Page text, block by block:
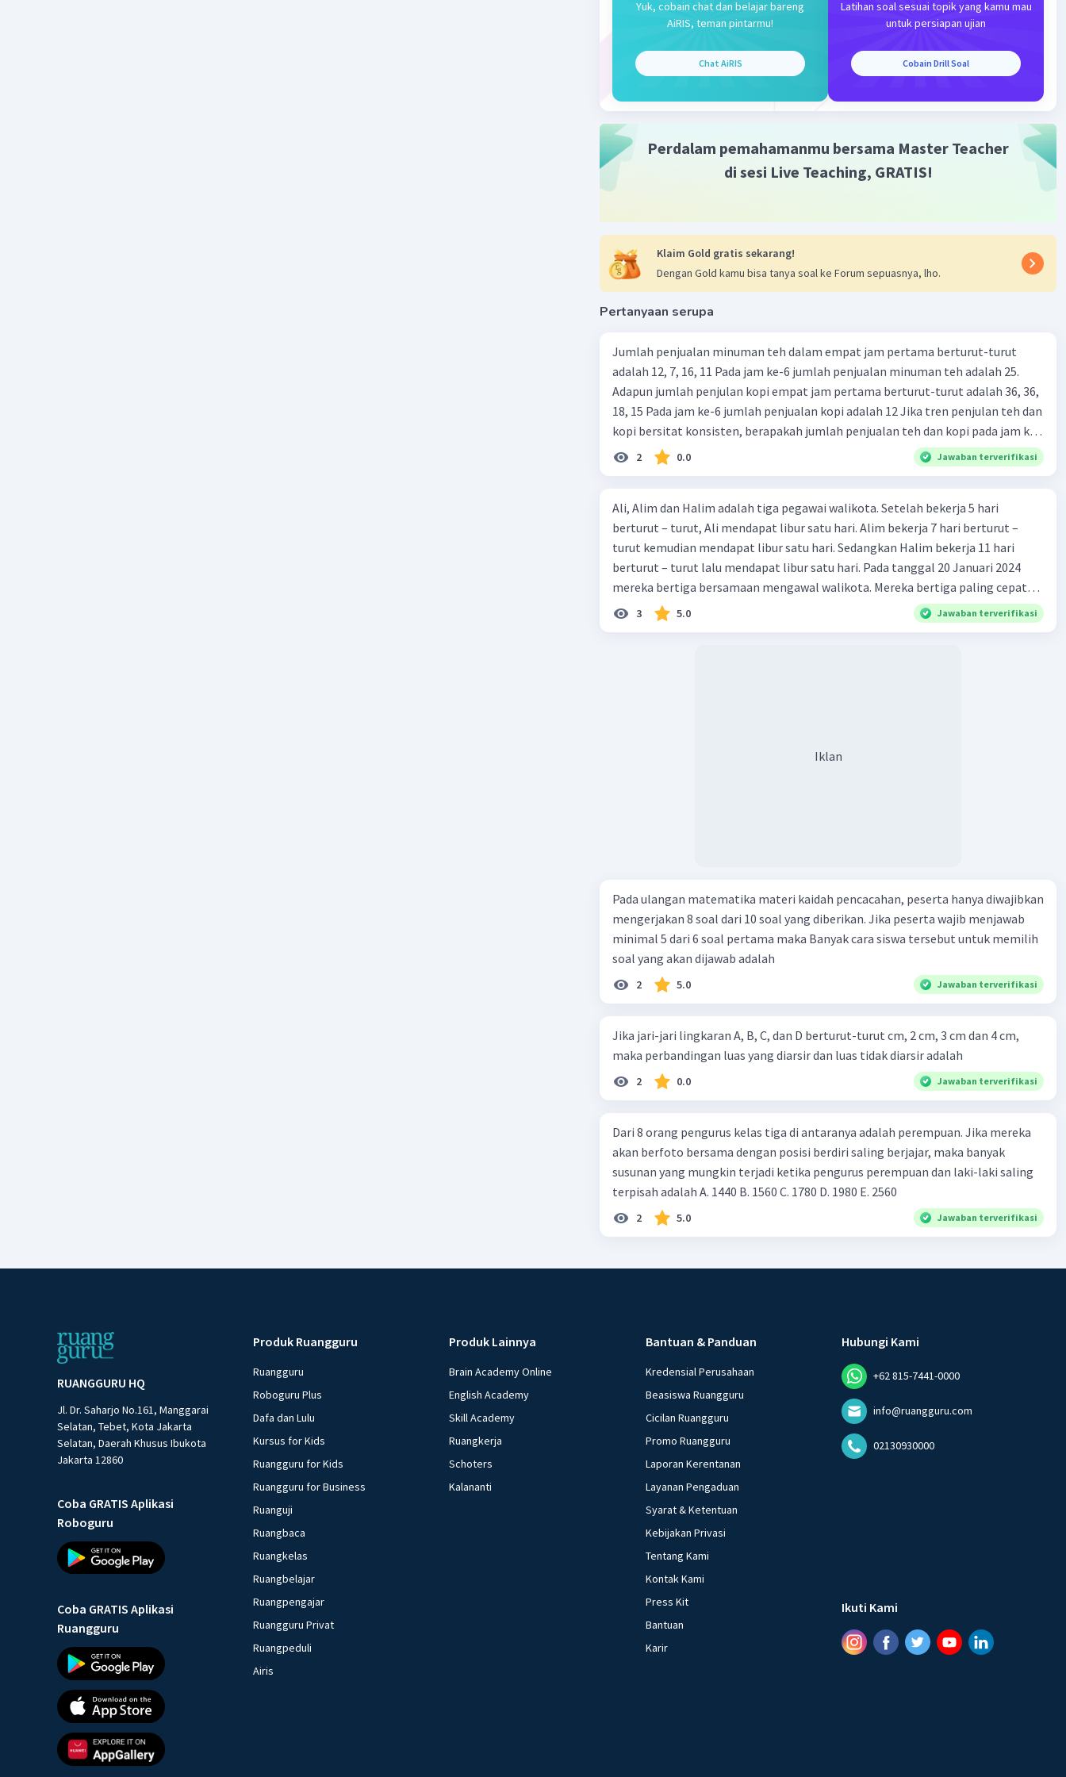
Jabatan nya 80
Pembahasan
Solusi Demi Langkah
Langkah 1:
Tentukan Berat Kedelai?
Berat ragi adalah 12,5% dari berat kedelai. Jika berat ragi 20 gram,
Langkah 2:
Hitung Berat Kacang Hijau
Perbandingan kedelai dan kacang hijau adalah 8:4, yang
disederhanakan menjadi 2:1. Karena berat kedelai adalah 160 gram,
maka berat kacang hijau adalah setengahnya, jadi \(160 \kali \frac{1}
Jawaban Akhir 80 gram
Konsep Kunci Perhitungan Rasio
Penjelasan
Konsep Kunci Konsep kunci di sini adalah penggunaan rasio untuk
menentukan jumlah proporsional berbagai bahan berdasarkan
persentase antar bahan, kita dapat menghitung jumlah pasti yang
dibutuhkan untuk setiap komponen.
Maaf kalau ada yang salah ya
Yuk, cobain chat dan belajar bareng
AiRIS, teman pintarmu!
Chat AiRIS
Latihan soal sesuai topik yang kamu mau
untuk persiapan ujian
Cobain Drill Soal
Perdalam pemahamanmu bersama Master Teacher
di sesi Live Teaching, GRATIS!
Klaim Gold gratis sekarang!
Dengan Gold kamu bisa tanya soal ke Forum sepuasnya, lho.
Pertanyaan serupa
Jumlah penjualan minuman teh dalam empat jam pertama berturut-turut
adalah 12, 7, 16, 11 Pada jam ke-6 jumlah penjualan minuman teh adalah 25.
Adapun jumlah penjulan kopi empat jam pertama berturut-turut adalah 36, 36,
18, 15 Pada jam ke-6 jumlah penjualan kopi adalah 12 Jika tren penjulan teh dan
kopi bersitat konsisten, berapakah jumlah penjualan teh dan kopi pada jam ke-
5? (A) 15 dan 45 (B) 20 dan 60 (C) 20 dan 45 (D) 15 dan 50 (E) 22 dan 60
2 0.0 Jawaban terverifikasi
Ali, Alim dan Halim adalah tiga pegawai walikota. Setelah bekerja 5 hari
berturut – turut, Ali mendapat libur satu hari. Alim bekerja 7 hari berturut –
turut kemudian mendapat libur satu hari. Sedangkan Halim bekerja 11 hari
berturut – turut lalu mendapat libur satu hari. Pada tanggal 20 Januari 2024
mereka bertiga bersamaan mengawal walikota. Mereka bertiga paling cepat
mengawal walikota bersamaan Kembali pada tanggal …
3 5.0 Jawaban terverifikasi
Iklan
Pada ulangan matematika materi kaidah pencacahan, peserta hanya diwajibkan
mengerjakan 8 soal dari 10 soal yang diberikan. Jika peserta wajib menjawab
minimal 5 dari 6 soal pertama maka Banyak cara siswa tersebut untuk memilih
soal yang akan dijawab adalah
2 5.0 Jawaban terverifikasi
Jika jari-jari lingkaran A, B, C, dan D berturut-turut cm, 2 cm, 3 cm dan 4 cm,
maka perbandingan luas yang diarsir dan luas tidak diarsir adalah
2 0.0 Jawaban terverifikasi
Dari 8 orang pengurus kelas tiga di antaranya adalah perempuan. Jika mereka
akan berfoto bersama dengan posisi berdiri saling berjajar, maka banyak
susunan yang mungkin terjadi ketika pengurus perempuan dan laki-laki saling
terpisah adalah A. 1440 B. 1560 C. 1780 D. 1980 Ε. 2560
2 5.0 Jawaban terverifikasi
RUANGGURU HQ
Jl. Dr. Saharjo No.161, Manggarai
Selatan, Tebet, Kota Jakarta
Selatan, Daerah Khusus Ibukota
Jakarta 12860
Coba GRATIS Aplikasi
Roboguru
Coba GRATIS Aplikasi
Ruangguru
Produk Ruangguru
Ruangguru
Roboguru Plus
Dafa dan Lulu
Kursus for Kids
Ruangguru for Kids
Ruangguru for Business
Ruanguji
Ruangbaca
Ruangkelas
Ruangbelajar
Ruangpengajar
Ruangguru Privat
Ruangpeduli
Airis
Produk Lainnya
Brain Academy Online
English Academy
Skill Academy
Ruangkerja
Schoters
Kalananti
Bantuan & Panduan
Kredensial Perusahaan
Beasiswa Ruangguru
Cicilan Ruangguru
Promo Ruangguru
Laporan Kerentanan
Layanan Pengaduan
Syarat & Ketentuan
Kebijakan Privasi
Tentang Kami
Kontak Kami
Press Kit
Bantuan
Karir
Hubungi Kami
+62 815-7441-0000
info@ruangguru.com
02130930000
Ikuti Kami